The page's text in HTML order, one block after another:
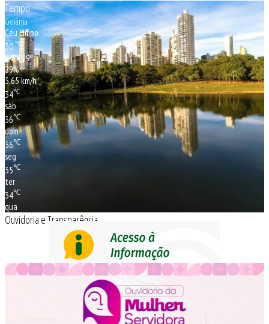
Tempo
Goiânia
Céu Limpo
30℃
34º - 29º
29%
3.65 km/h
34℃
sáb
36℃
dom
36℃
seg
35℃
ter
34℃
qua
Ouvidoria e Transparência